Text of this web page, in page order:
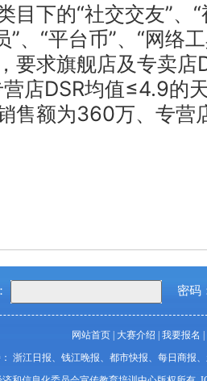
目下的“社交交友”、
”、“平台币”、“网络
要求旗舰店及专卖
店DSR均值≤4.9的
售额为360万、专营
密码
网站首页 大赛介绍 我要报名
浙江日报、钱江晚报、都市快报、每日商报